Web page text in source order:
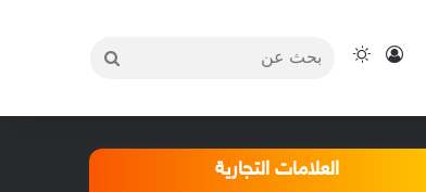
تسجيل الدخول
الوضع المظلم
العلامات التجارية